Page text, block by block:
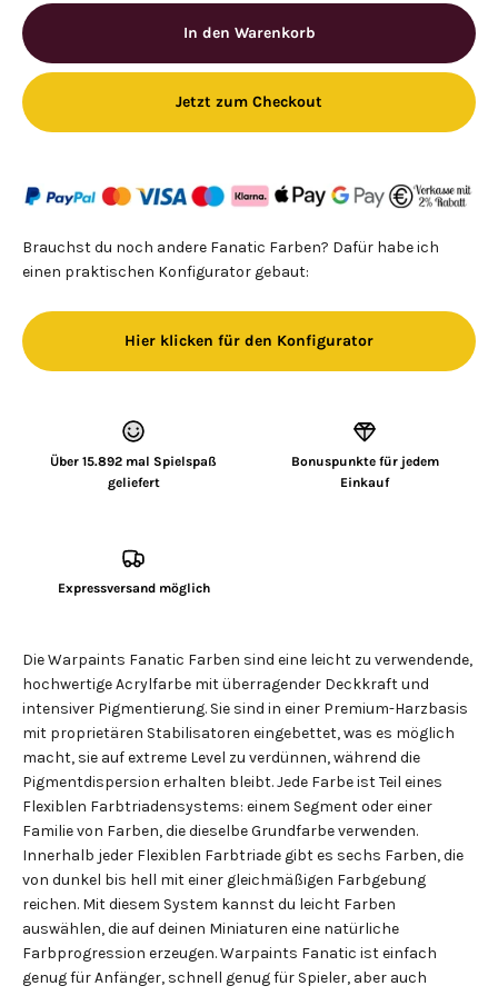
In den Warenkorb
Jetzt zum Checkout
Brauchst du noch andere Fanatic Farben? Dafür habe ich
einen praktischen Konfigurator gebaut:
Hier klicken für den Konfigurator
Über 15.892 mal Spielspaß
geliefert
Bonuspunkte für jedem
Einkauf
Expressversand möglich
Die Warpaints Fanatic Farben sind eine leicht zu verwendende,
hochwertige Acrylfarbe mit überragender Deckkraft und
intensiver Pigmentierung. Sie sind in einer Premium-Harzbasis
mit proprietären Stabilisatoren eingebettet, was es möglich
macht, sie auf extreme Level zu verdünnen, während die
Pigmentdispersion erhalten bleibt. Jede Farbe ist Teil eines
Flexiblen Farbtriadensystems: einem Segment oder einer
Familie von Farben, die dieselbe Grundfarbe verwenden.
Innerhalb jeder Flexiblen Farbtriade gibt es sechs Farben, die
von dunkel bis hell mit einer gleichmäßigen Farbgebung
reichen. Mit diesem System kannst du leicht Farben
auswählen, die auf deinen Miniaturen eine natürliche
Farbprogression erzeugen. Warpaints Fanatic ist einfach
genug für Anfänger, schnell genug für Spieler, aber auch